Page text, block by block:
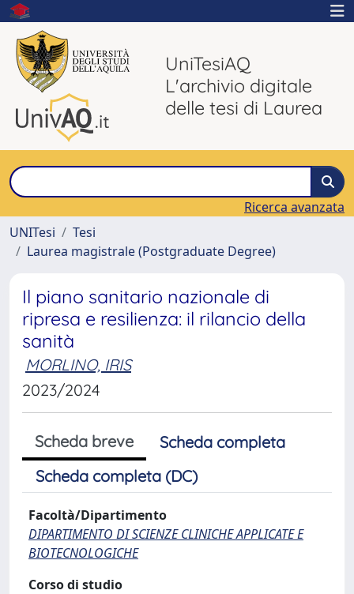
UniTesiAQ
L'archivio digitale
delle tesi di Laurea
Ricerca avanzata
UNITesi
Tesi
Laurea magistrale (Postgraduate Degree)
Il piano sanitario nazionale di
ripresa e resilienza: il rilancio della
sanità
MORLINO, IRIS
2023/2024
Scheda breve
Scheda completa
Scheda completa (DC)
Facoltà/Dipartimento
DIPARTIMENTO DI SCIENZE CLINICHE APPLICATE E
BIOTECNOLOGICHE
Corso di studio